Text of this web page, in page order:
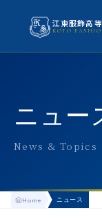
江東服飾高
KOTO
アクセス
スクールライフ
生徒の1日
ニュー
News & Topics
Home ニュース